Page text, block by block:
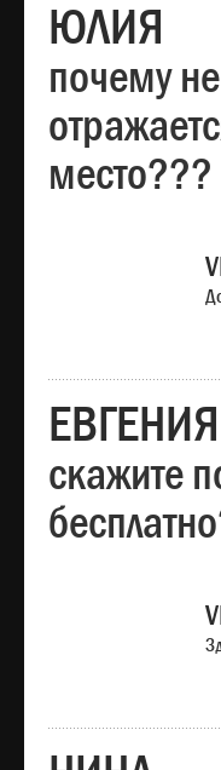
ЮЛИЯ
почему
место???
ЕВГЕНИЯ
скажите